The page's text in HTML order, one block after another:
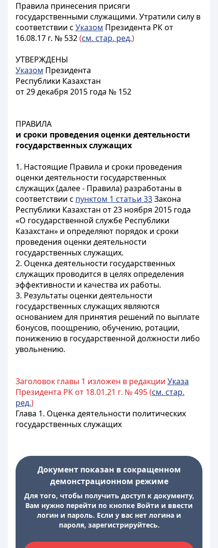
Правила принесения присяги
государственными служащими. Утратили силу в
соответствии с Указом Президента РК от
16.08.17 г. № 532(см. стар. ред.)
УТВЕРЖДЕНЫ
Указом Президента
Республики Казахстан
от 29 декабря 2015 года № 152
ПРАВИЛА
и сроки проведения оценки деятельности
государственных служащих
1. Настоящие Правила и сроки проведения
оценки деятельности государственных
служащих (далее - Правила) разработаны в
соответствии с пунктом 1 статьи 33Закона
Республики Казахстан от 23 ноября 2015 года
«О государственной службе Республики
Казахстан» и определяют порядок и сроки
проведения оценки деятельности
государственных служащих.
2. Оценка деятельности государственных
служащих проводится в целях определения
эффективности и качества их работы.
3. Результаты оценки деятельности
государственных служащих являются
основанием для принятия решений по выплате
бонусов, поощрению, обучению, ротации,
понижению в государственной должности либо
увольнению.
Заголовок главы 1 изложен в редакции Указа
Президента РК от 18.01.21 г. № 495 (см. стар.
ред.)
Глава 1. Оценка деятельности политических
государственных служащих
Документ показан в сокращенном
демонстрационном режиме
Для того, чтобы получить доступ к документу,
Вам нужно перейти по кнопке Войти и ввести
логин и пароль. Если у вас нет логина и
пароля, зарегистрируйтесь.